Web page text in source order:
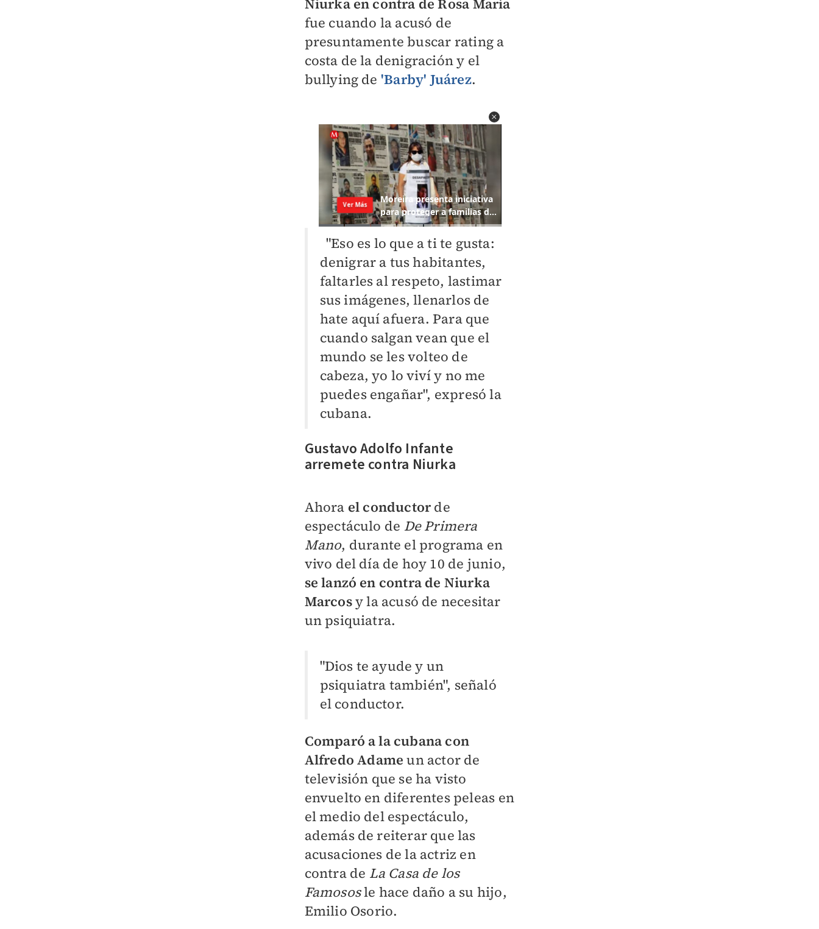
fue cuando la acusó de
presuntamente buscar rating a
costa de la denigración y el
bullying de 'Barby' Juárez.
"Eso es lo que a ti te gusta:
denigrar a tus habitantes,
faltarles al respeto, lastimar
sus imágenes, llenarlos de
hate aquí afuera. Para que
cuando salgan vean que el
mundo se les volteo de
cabeza, yo lo viví y no me
puedes engañar", expresó la
cubana.
Gustavo Adolfo Infante
arremete contra Niurka
Ahora el conductorde
espectáculo de De Primera
Mano, durante el programa en
vivo del día de hoy 10 de junio,
se lanzó en contra de Niurka
Marcosy la acusó de necesitar
un psiquiatra.
"Dios te ayude y un
psiquiatra también", señaló
el conductor.
Comparó a la cubana con
Alfredo Adameun actor de
televisión que se ha visto
envuelto en diferentes peleas en
el medio del espectáculo,
además de reiterar que las
acusaciones de la actriz en
contra de La Casa de los
Famososle hace daño a su hijo,
Emilio Osorio.